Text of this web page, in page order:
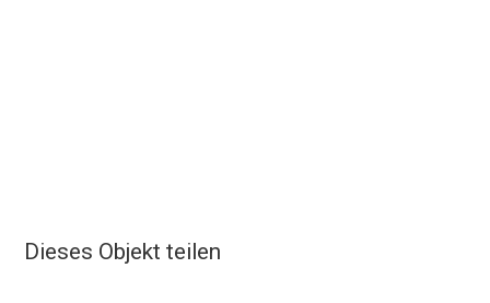
Dieses Objekt teilen